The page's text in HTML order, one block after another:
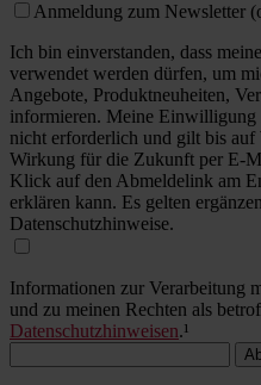
Anmeldung zum Newsletter
Ich bin einverstanden, dass
verwendet werden dürfen, um
Angebote, Produktneuheiten,
informieren. Meine Einwilligung
nicht erforderlich und gilt bis
Wirkung für die Zukunft per E-
Klick auf den Abmeldelink am
erklären kann. Es gelten
Datenschutzhinweise.
Informationen zur Verarbeitung
und zu meinen Rechten als
Datenschutzhinweisen.¹